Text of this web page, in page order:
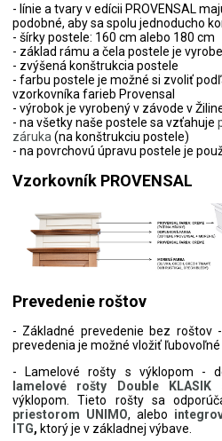
- línie a tvary v edícii PROVENSAL
podobné, aby sa spolu jednoducho
- šírky postele: 160 cm alebo 180 cm
- základ rámu a čela postele je
- zvýšená konštrukcia postele
- farbu postele je možné si zvoliť
vzorkovníka farieb Provensal
- výrobok je vyrobený v závode v
- na všetky naše postele sa vzťahuje
záruka (na konštrukciu postele)
- na povrchovú úpravu postele je
Vzorkovník PROVENSAL
Prevedenie roštov
- Základné prevedenie bez roštov
prevedenia je možné vložiť
- Lamelové rošty s výklopom -
lamelové rošty Double KLASIK
výklopom. Tieto rošty sa
priestorom UNIMO, alebo
ITG, ktorý je v základnej výbave.